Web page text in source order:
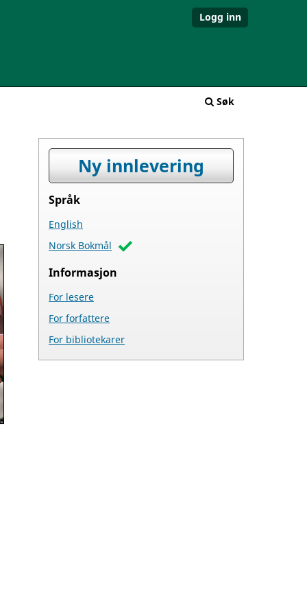
Søk
Logg inn
Ny innlevering
Språk
English
Norsk Bokmål
Informasjon
For lesere
For forfattere
For bibliotekarer